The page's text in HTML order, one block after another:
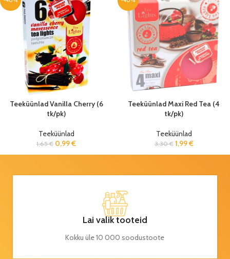
Teeküünlad Vanilla Cherry (6
tk/pk)
Teeküünlad
1,65€ 0,99€
Teeküünlad Maxi Red Tea (4
tk/pk)
Teeküünlad
3,30€ 1,99€
Lai valik tooteid
Kokku üle 10 000 soodustoote